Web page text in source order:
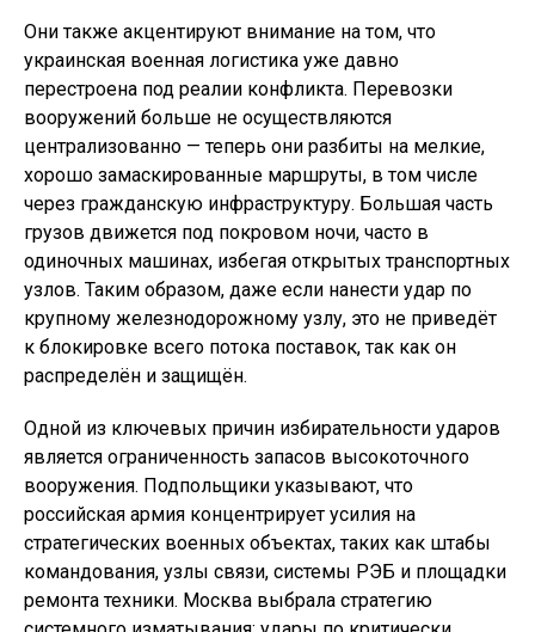
Они также акцентируют внимание на том, что
украинская военная логистика уже давно
перестроена под реалии конфликта. Перевозки
вооружений больше не осуществляются
централизованно — теперь они разбиты на мелкие,
хорошо замаскированные маршруты, в том числе
через гражданскую инфраструктуру. Большая часть
грузов движется под покровом ночи, часто в
одиночных машинах, избегая открытых транспортных
узлов. Таким образом, даже если нанести удар по
крупному железнодорожному узлу, это не приведёт
к блокировке всего потока поставок, так как он
распределён и защищён.
Одной из ключевых причин избирательности ударов
является ограниченность запасов высокоточного
вооружения. Подпольщики указывают, что
российская армия концентрирует усилия на
стратегических военных объектах, таких как штабы
командования, узлы связи, системы РЭБ и площадки
ремонта техники. Москва выбрала стратегию